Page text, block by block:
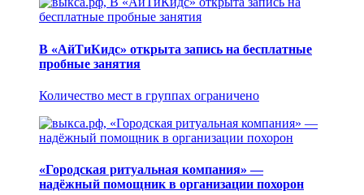
В «АйТиКидс» открыта запись на бесплатные
пробные занятия
Количество мест в группах ограничено
«Городская ритуальная компания» —
надёжный помощник в организации похорон